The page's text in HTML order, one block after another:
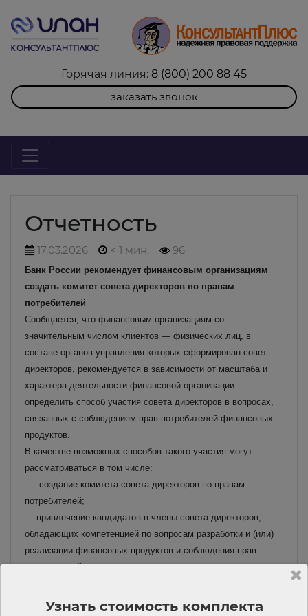
Горячая линия: 8 (800) 200 88 45
заказать звонок
Отчетность
17.03.2026 < 1 мин. 96
Банк России рекомендует финансовым организациям
создать комитет совета директоров по правам
потребителей
Сообщается, что финансовым организациям со
значительным числом клиентов — физических лиц, в
составе органов управления которых сформирован совет
директоров, рекомендуется в зависимости от масштаба и
характера деятельности финансовой организации
определить способ участия совета директоров в вопросах,
связанных с соблюдением прав потребителей финансовых
продуктов.
В качестве возможных способов такого участия могут
рассматриваться в том числе:
— создание комитета совета директоров по правам
потребителей;
— привлечение кандидатов в члены совета директоров,
обладающих компетенцией по вопросам разработки и (или)
реализации финансовых продуктов и соблюдения прав
потребителей; — обеспечение надлежащего контроля со
соблюдением правил и процедур, обеспечивающих
Узнать стоимость комплекта